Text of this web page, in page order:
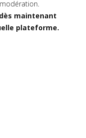
maintenant
plateforme.